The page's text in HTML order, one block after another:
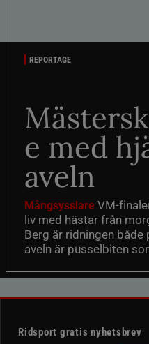
REPORTAGE
e med
aveln
Mångsysslare VM-
liv med hästar från
Berg är ridningen
aveln är pusselbiten
Ridsport gratis nyhetsbrev